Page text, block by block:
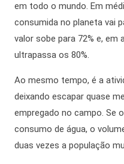
em todo o mundo. Em
consumida no planeta vai
valor sobe para 72% e, em
ultrapassa os 80%.
Ao mesmo tempo, é a
deixando escapar quase
empregado no campo. Se
consumo de água, o
duas vezes a população